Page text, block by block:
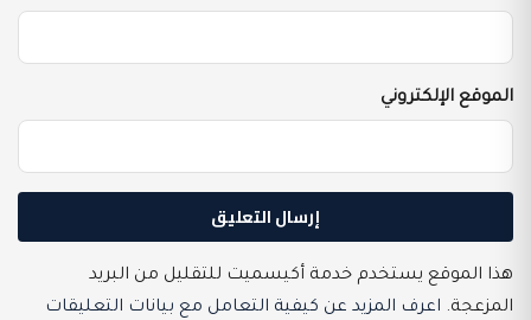
الموقع الإلكتروني
هذا الموقع يستخدم خدمة أكيسميت للتقليل من البريد
المزعجة. اعرف المزيد عن كيفية التعامل مع بيانات التعليقات